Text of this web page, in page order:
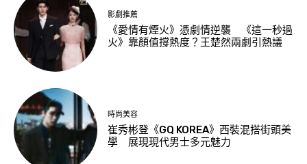
影劇推薦
《愛情有煙火》憑劇情逆襲 《這一秒過
火》靠顏值撐熱度？王楚然兩劇引熱議
時尚美容
崔秀彬登《GQ KOREA》西裝混搭街頭美
學 展現現代男士多元魅力